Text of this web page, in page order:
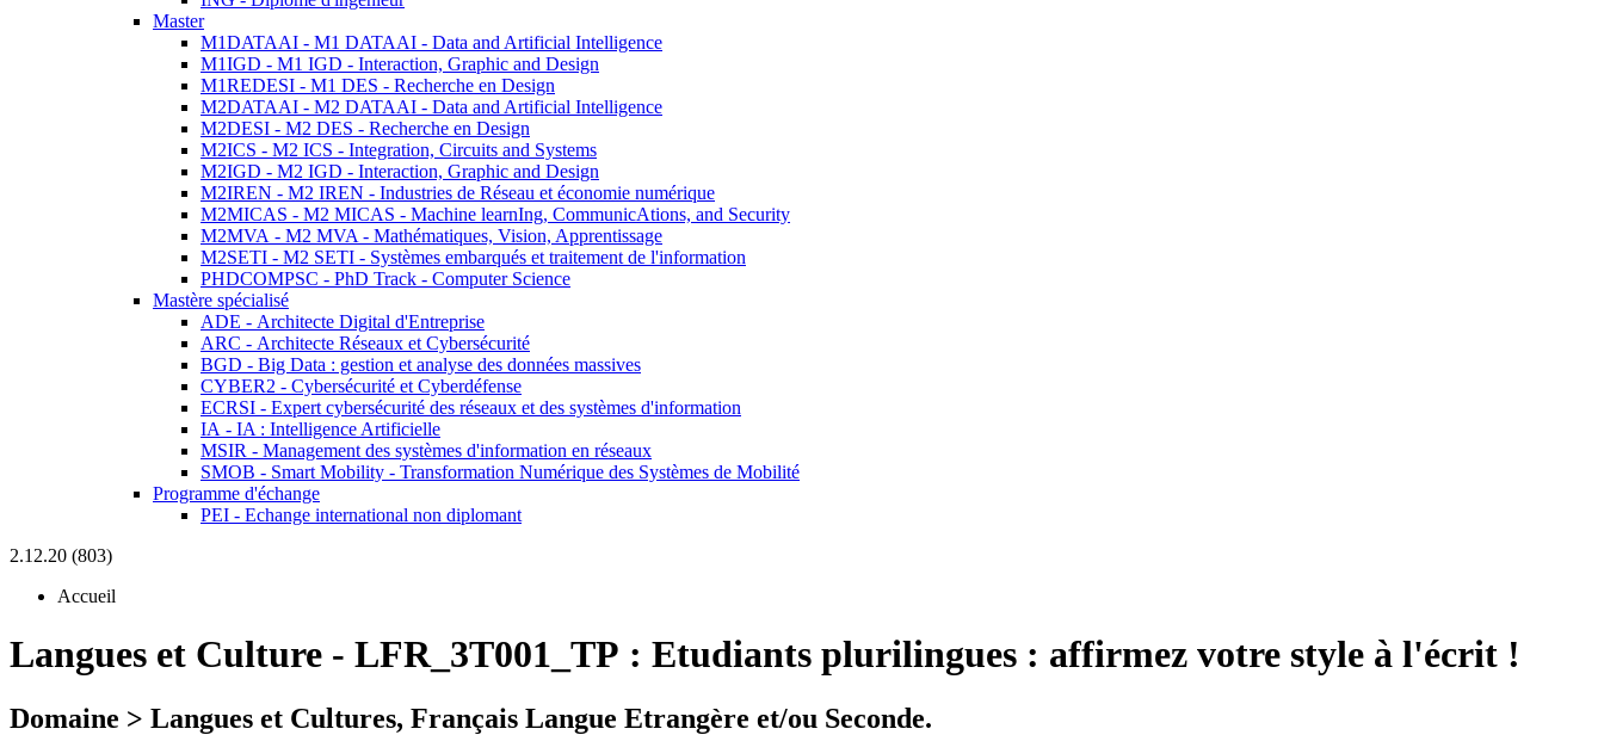
Master
M1DATAAI - M1 DATAAI - Data and Artificial Intelligence
M1IGD - M1 IGD - Interaction, Graphic and Design
M1REDESI - M1 DES - Recherche en Design
M2DATAAI - M2 DATAAI - Data and Artificial Intelligence
M2DESI - M2 DES - Recherche en Design
M2ICS - M2 ICS - Integration, Circuits and Systems
M2IGD - M2 IGD - Interaction, Graphic and Design
M2IREN - M2 IREN - Industries de Réseau et économie numérique
M2MICAS - M2 MICAS - Machine learnIng, CommunicAtions, and Security
M2MVA - M2 MVA - Mathématiques, Vision, Apprentissage
M2SETI - M2 SETI - Systèmes embarqués et traitement de l'information
PHDCOMPSC - PhD Track - Computer Science
Mastère spécialisé
ADE - Architecte Digital d'Entreprise
ARC - Architecte Réseaux et Cybersécurité
BGD - Big Data : gestion et analyse des données massives
CYBER2 - Cybersécurité et Cyberdéfense
ECRSI - Expert cybersécurité des réseaux et des systèmes d'information
IA - IA : Intelligence Artificielle
MSIR - Management des systèmes d'information en réseaux
SMOB - Smart Mobility - Transformation Numérique des Systèmes de Mobilité
Programme d'échange
PEI - Echange international non diplomant
2.12.20 (803)
Accueil
Langues et Culture - LFR_3T001_TP : Etudiants plurilingues : affirmez votre style à l'écrit !
Domaine > Langues et Cultures, Français Langue Etrangère et/ou Seconde.